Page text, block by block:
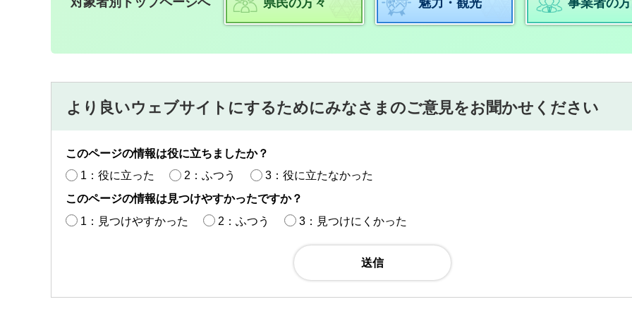
より良いウェブサイトにするためにみなさまのご意見をお聞かせください
このページの情報は役に立ちましたか？
1：役に立った
2：ふつう
3：役に立たなかった
このページの情報は見つけやすかったですか？
1：見つけやすかった
2：ふつう 3：見つけにくかった